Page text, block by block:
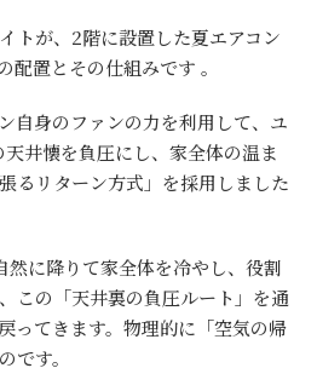
トが、2階に設置した夏エアコン
配置とその仕組みです 。
自身のファンの力を利用して、ユ
井懐を負圧にし、家全体の温ま
るリターン方式」を採用しました
に降りて家全体を冷やし、役割
この「天井裏の負圧ルート」を通
ってきます。物理的に「空気の帰
です。